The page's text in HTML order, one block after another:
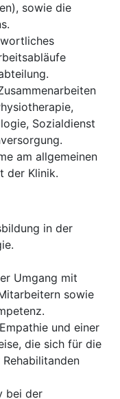
sowie die
Sozialdienst
am allgemeinen
der Klinik.
in der
Umgang mit
sowie
und einer
die sich für die
bei der